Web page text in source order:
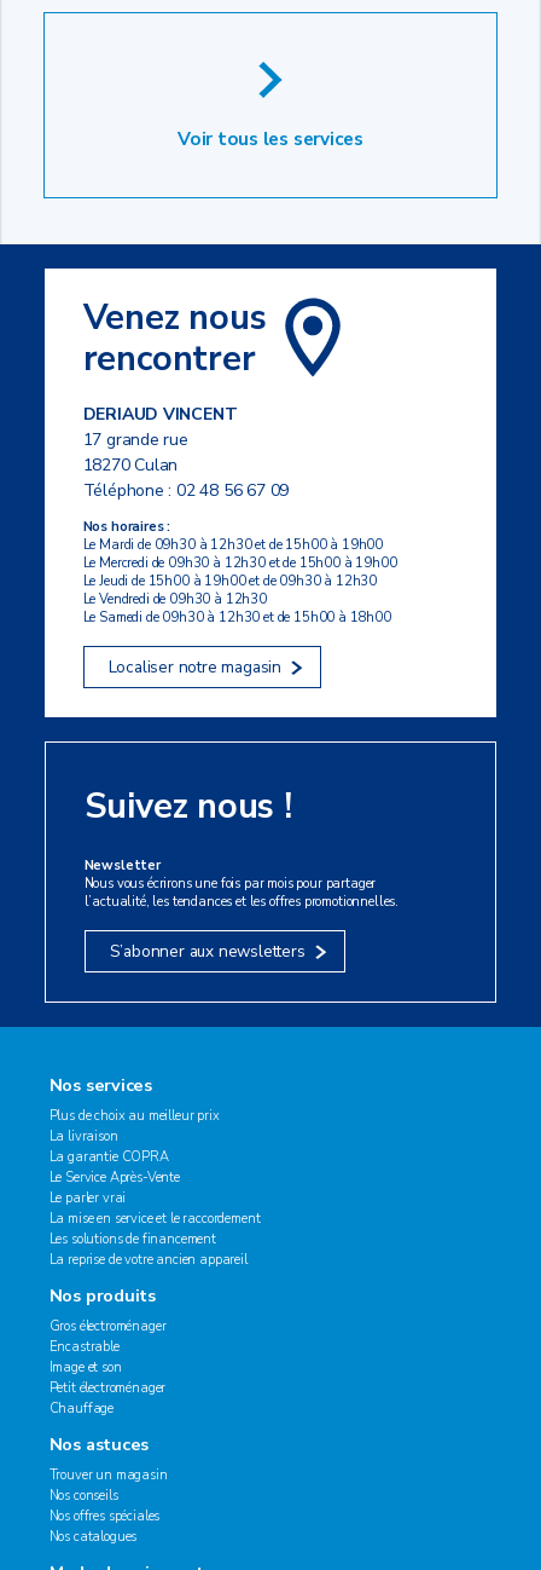
Voir tous les services
Venez nous
rencontrer
DERIAUD VINCENT
17 grande rue
18270 Culan
Téléphone :02 48 56 67 09
Nos horaires :
Le Mardi de 09h30 à 12h30 et de 15h00 à 19h00
Le Mercredi de 09h30 à 12h30 et de 15h00 à 19h00
Le Jeudi de 15h00 à 19h00 et de 09h30 à 12h30
Le Vendredi de 09h30 à 12h30
Le Samedi de 09h30 à 12h30 et de 15h00 à 18h00
Localiser notre magasin
Suivez nous !
Newsletter
Nous vous écrirons une fois par mois pour partager
l’actualité, les tendances et les offres promotionnelles.
S’abonner aux newsletters
Nos services
Plus de choix au meilleur prix
La livraison
La garantie COPRA
Le Service Après-Vente
Le parler vrai
La mise en service et le raccordement
Les solutions de financement
La reprise de votre ancien appareil
Nos produits
Gros électroménager
Encastrable
Image et son
Petit électroménager
Chauffage
Nos astuces
Trouver un magasin
Nos conseils
Nos offres spéciales
Nos catalogues